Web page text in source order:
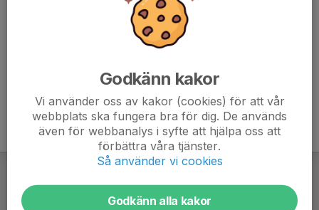
Godkänn kakor
Vi använder oss av kakor (cookies) för att vår
webbplats ska fungera bra för dig. De används
även för webbanalys i syfte att hjälpa oss att
förbättra våra tjänster.
Så använder vi cookies
Godkänn alla kakor